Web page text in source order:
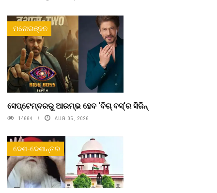
ମନୋରଞ୍ଜନ
ସେପ୍ଟେମ୍ବରରୁ ଆରମ୍ଭ ହେବ 'ବିଗ୍ ବସ୍'ର ସିଜିନ୍
14664 AUG 05, 2026
ଦେଶ-ଦେଶାନ୍ତର